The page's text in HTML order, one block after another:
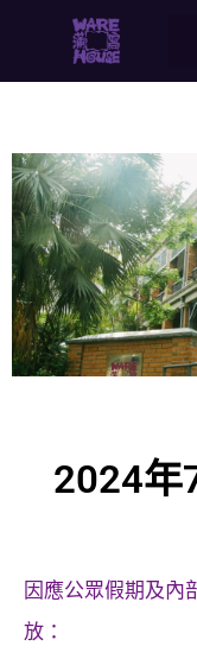
2024年
因應公眾假期及內
放：